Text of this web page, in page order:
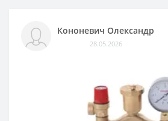
Кононевич Олександр
28.05.2026